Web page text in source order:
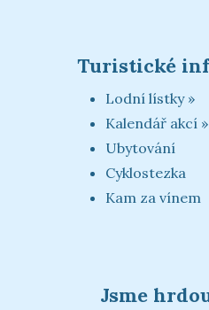
Turistické
Lodní lístky »
Kalendář akcí »
Ubytování
Cyklostezka
Kam za vínem
Jsme